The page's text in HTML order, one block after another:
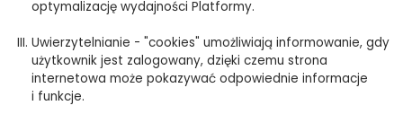
optymalizację wydajności Platformy.
Uwierzytelnianie - "cookies" umożliwiają informowanie, gdy
użytkownik jest zalogowany, dzięki czemu strona
internetowa może pokazywać odpowiednie informacje
i funkcje.